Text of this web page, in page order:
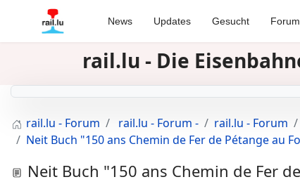
News Updates Gesucht Forum
rail.lu - Die
rail.lu - Forum rail.lu - Forum - rail.lu - Forum
Neit Buch "150 ans Chemin de Fer de Pétange au
Neit Buch "150 ans Chemin de Fer